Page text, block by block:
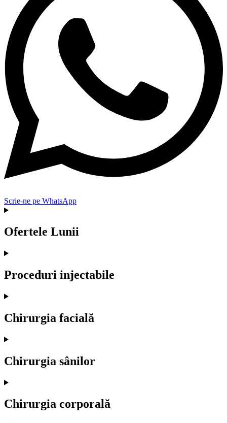
Scrie-ne pe WhatsApp
Ofertele Lunii
Proceduri injectabile
Chirurgia facială
Chirurgia sânilor
Chirurgia corporală